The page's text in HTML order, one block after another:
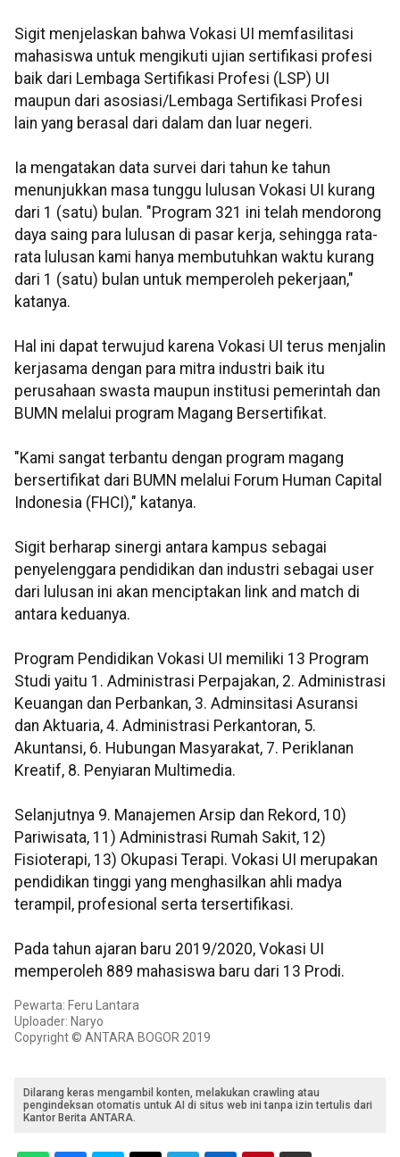
Sigit menjelaskan bahwa Vokasi UI memfasilitasi
mahasiswa untuk mengikuti ujian sertifikasi profesi
baik dari Lembaga Sertifikasi Profesi (LSP) UI
maupun dari asosiasi/Lembaga Sertifikasi Profesi
lain yang berasal dari dalam dan luar negeri.
Ia mengatakan data survei dari tahun ke tahun
menunjukkan masa tunggu lulusan Vokasi UI kurang
dari 1 (satu) bulan. "Program 321 ini telah mendorong
daya saing para lulusan di pasar kerja, sehingga rata-
rata lulusan kami hanya membutuhkan waktu kurang
dari 1 (satu) bulan untuk memperoleh pekerjaan,"
katanya.
Hal ini dapat terwujud karena Vokasi UI terus menjalin
kerjasama dengan para mitra industri baik itu
perusahaan swasta maupun institusi pemerintah dan
BUMN melalui program Magang Bersertifikat.
"Kami sangat terbantu dengan program magang
bersertifikat dari BUMN melalui Forum Human Capital
Indonesia (FHCI)," katanya.
Sigit berharap sinergi antara kampus sebagai
penyelenggara pendidikan dan industri sebagai user
dari lulusan ini akan menciptakan link and match di
antara keduanya.
Program Pendidikan Vokasi UI memiliki 13 Program
Studi yaitu 1. Administrasi Perpajakan, 2. Administrasi
Keuangan dan Perbankan, 3. Adminsitasi Asuransi
dan Aktuaria, 4. Administrasi Perkantoran, 5.
Akuntansi, 6. Hubungan Masyarakat, 7. Periklanan
Kreatif, 8. Penyiaran Multimedia.
Selanjutnya 9. Manajemen Arsip dan Rekord, 10)
Pariwisata, 11) Administrasi Rumah Sakit, 12)
Fisioterapi, 13) Okupasi Terapi. Vokasi UI merupakan
pendidikan tinggi yang menghasilkan ahli madya
terampil, profesional serta tersertifikasi.
Pada tahun ajaran baru 2019/2020, Vokasi UI
memperoleh 889 mahasiswa baru dari 13 Prodi.
Pewarta: Feru Lantara
Uploader: Naryo
Copyright © ANTARA BOGOR 2019
Dilarang keras mengambil konten, melakukan crawling atau
pengindeksan otomatis untuk AI di situs web ini tanpa izin tertulis dari
Kantor Berita ANTARA.